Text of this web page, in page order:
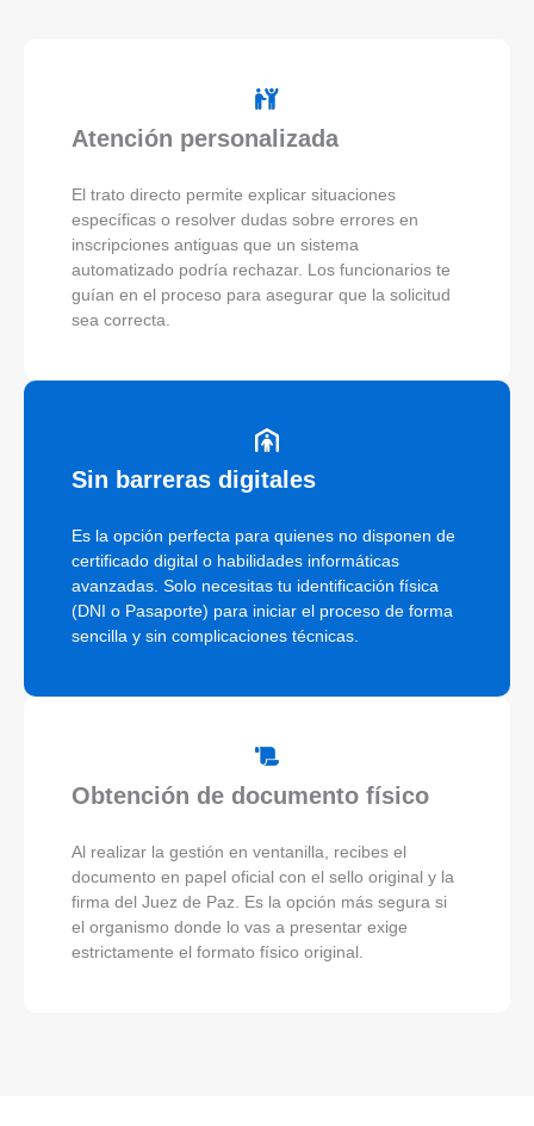
Atención personalizada
El trato directo permite explicar situaciones
específicas o resolver dudas sobre errores en
inscripciones antiguas que un sistema
automatizado podría rechazar. Los funcionarios te
guían en el proceso para asegurar que la solicitud
sea correcta.
Sin barreras digitales
Es la opción perfecta para quienes no disponen de
certificado digital o habilidades informáticas
avanzadas. Solo necesitas tu identificación física
(DNI o Pasaporte) para iniciar el proceso de forma
sencilla y sin complicaciones técnicas.
Obtención de documento físico
Al realizar la gestión en ventanilla, recibes el
documento en papel oficial con el sello original y la
firma del Juez de Paz. Es la opción más segura si
el organismo donde lo vas a presentar exige
estrictamente el formato físico original.